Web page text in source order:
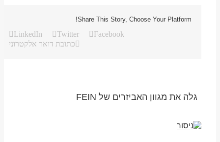
Share This Story, Choose Your Platform!
Facebook
Twitter
LinkedIn
כתובת דואר אלקטרוני
גלה את מגוון האביזרים של FEIN